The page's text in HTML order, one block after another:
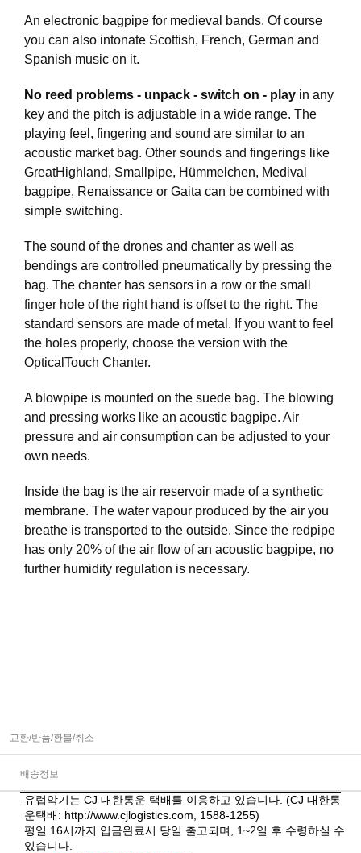
An electronic bagpipe for medieval bands. Of course
you can also intonate Scottish, French, German and
Spanish music on it.
No reed problems - unpack - switch on - play in any
key and the pitch is adjustable in a wide range. The
playing feel, fingering and sound are similar to an
acoustic market bag. Other sounds and fingerings like
GreatHighland, Smallpipe, Hümmelchen, Medival
bagpipe, Renaissance or Gaita can be combined with
simple switching.
The sound of the drones and chanter as well as
bendings are controlled pneumatically by pressing the
bag. The chanter has sensors in a row or the small
finger hole of the right hand is offset to the right. The
standard sensors are made of metal. If you want to feel
the holes properly, choose the version with the
OpticalTouch Chanter.
A blowpipe is mounted on the suede bag. The blowing
and pressing works like an acoustic bagpipe. Air
pressure and air consumption can be adjusted to your
own needs.
Inside the bag is the air reservoir made of a synthetic
membrane. The water vapour produced by the air you
breathe is transported to the outside. Since the redpipe
has only 20% of the air flow of an acoustic bagpipe, no
further humidity regulation is necessary.
교환/반품/환불/취소
배송정보
유럽악기는 CJ 대한통운 택배를 이용하고 있습니다. (CJ 대한통
운택배: http://www.cjlogistics.com , 1588-1255)
평일 16시까지 입금완료시 당일 출고되며, 1~2일 후 수령하실 수
있습니다.